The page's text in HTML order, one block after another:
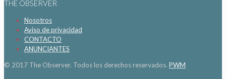
THE OBSERVER
Nosotros
Aviso de privacidad
CONTACTO
ANUNCIANTES
© 2017 The Observer. Todos los derechos reservados. PWM